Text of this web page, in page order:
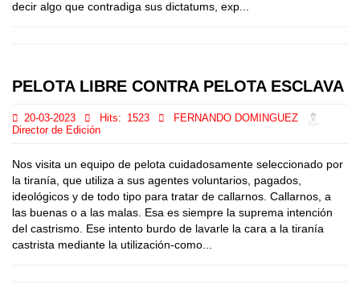
decir algo que contradiga sus dictatums, exp...
PELOTA LIBRE CONTRA PELOTA ESCLAVA
20-03-2023 Hits: 1523
FERNANDO DOMINGUEZ
Director de Edición
Nos visita un equipo de pelota cuidadosamente seleccionado por
la tiranía, que utiliza a sus agentes voluntarios, pagados,
ideológicos y de todo tipo para tratar de callarnos. Callarnos, a
las buenas o a las malas. Esa es siempre la suprema intención
del castrismo. Ese intento burdo de lavarle la cara a la tiranía
castrista mediante la utilización-como...